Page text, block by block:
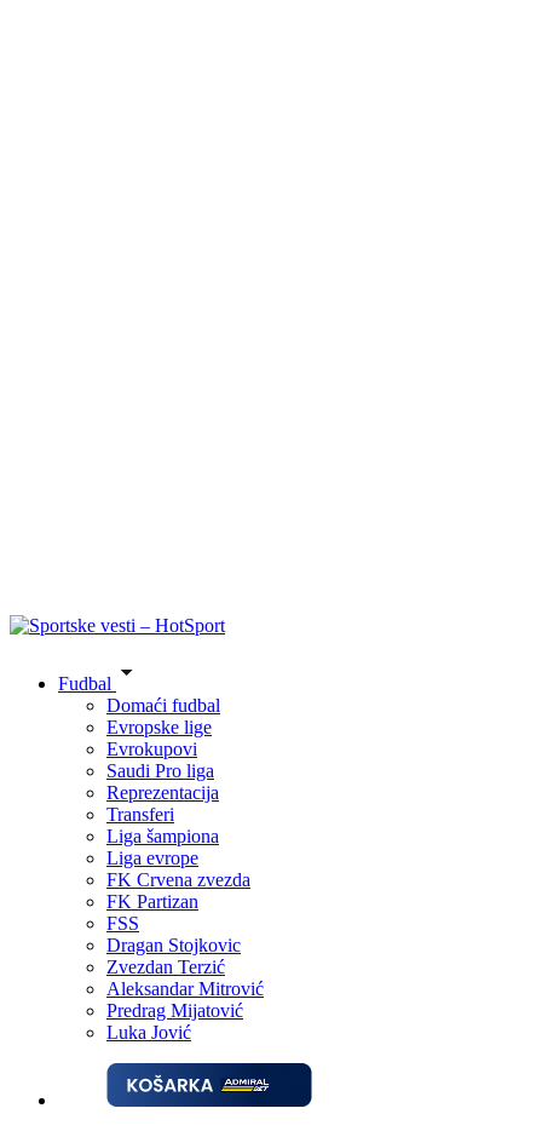
Fudbal
Domaći fudbal
Evropske lige
Evrokupovi
Saudi Pro liga
Reprezentacija
Transferi
Liga šampiona
Liga evrope
FK Crvena zvezda
FK Partizan
FSS
Dragan Stojkovic
Zvezdan Terzić
Aleksandar Mitrović
Predrag Mijatović
Luka Jović